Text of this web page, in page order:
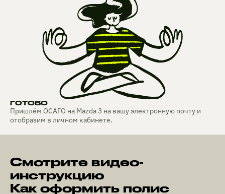
ГОТОВО
Пришлём ОСАГО на Mazda 3 на вашу электронную почту и
отобразим в личном кабинете.
Смотрите видео-
инструкцию
Как оформить полис